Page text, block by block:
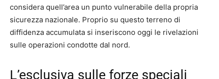
considera quell’area un punto vulnerabile della propria
sicurezza nazionale. Proprio su questo terreno di
diffidenza accumulata si inseriscono oggi le rivelazioni
sulle operazioni condotte dal nord.
L’esclusiva sulle forze speciali